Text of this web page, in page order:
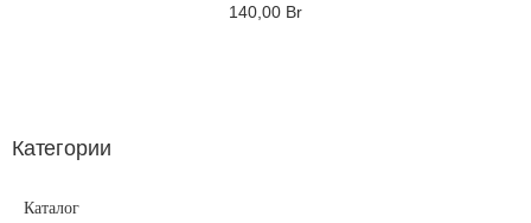
140,00 Br
Категории
Каталог